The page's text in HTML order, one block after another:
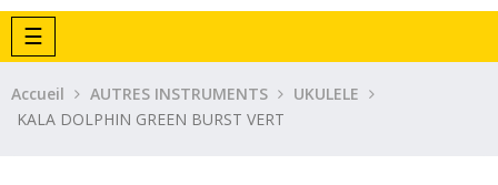
Basculer
la
navigation
☰
Accueil AUTRES INSTRUMENTS
UKULELE
KALA DOLPHIN GREEN BURST VERT